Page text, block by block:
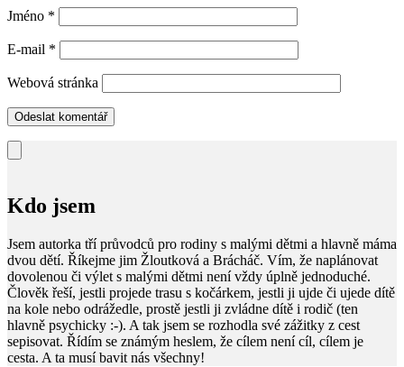
Jméno *
E-mail *
Webová stránka
Kdo jsem
Jsem autorka tří průvodců pro rodiny s malými dětmi a hlavně máma
dvou dětí. Říkejme jim Žloutková a Brácháč. Vím, že naplánovat
dovolenou či výlet s malými dětmi není vždy úplně jednoduché.
Člověk řeší, jestli projede trasu s kočárkem, jestli ji ujde či ujede dítě
na kole nebo odrážedle, prostě jestli ji zvládne dítě i rodič (ten
hlavně psychicky :-). A tak jsem se rozhodla své zážitky z cest
sepisovat. Řídím se známým heslem, že cílem není cíl, cílem je
cesta. A ta musí bavit nás všechny!